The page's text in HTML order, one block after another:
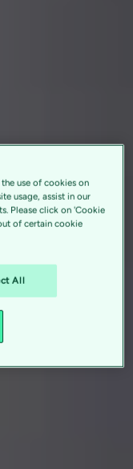
use of cookies on
usage, assist in our
Please click on 'Cookie
of certain cookie
All